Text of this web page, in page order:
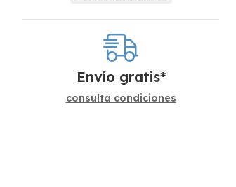
Envío gratis*
consulta condiciones